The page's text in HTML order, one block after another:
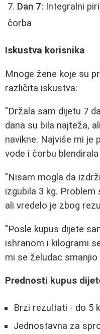
Dan 7: Integralni
čorba
Iskustva korisnika
Mnoge žene koje su
različita iskustva:
"Držala sam dijetu 7
dana su bila najteža,
navikne. Najviše mi je
vode i čorbu
"Nisam mogla da
izgubila 3 kg. Problem
ali vredelo je zbog
"Posle kupus dijete
ishranom i kilogrami
mi se želudac
Prednosti kupus
Brzi rezultati - do 5
Jednostavna za